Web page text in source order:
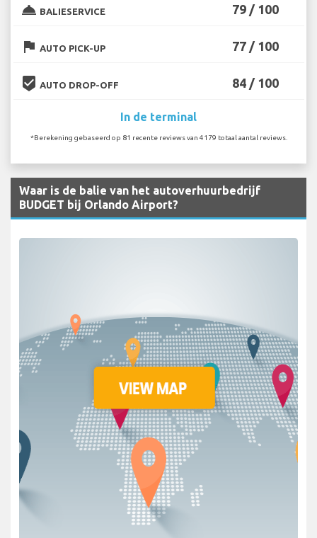
room_service BALIESERVICE 79 / 100
flag AUTO PICK-UP 77 / 100
beenhere AUTO DROP-OFF 84 / 100
In de terminal
*Berekening gebaseerd op 81 recente reviews van 4179 totaal aantal reviews.
Waar is de balie van het autoverhuurbedrijf
BUDGET bij Orlando Airport?